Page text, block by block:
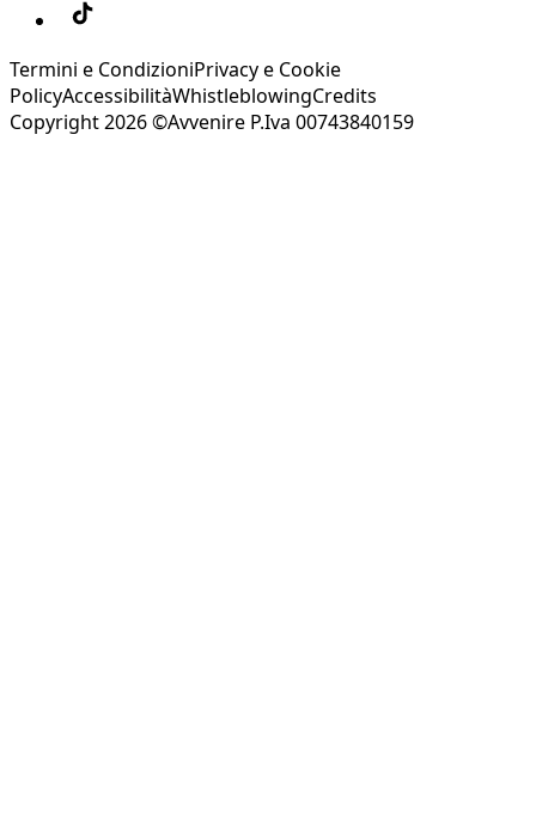
Termini e CondizioniPrivacy e Cookie
PolicyAccessibilitàWhistleblowingCredits
Copyright 2026 ©Avvenire P.Iva 00743840159